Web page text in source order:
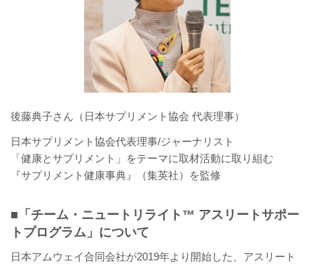
後藤典子さん（日本サプリメント協会 代表理事）
日本サプリメント協会代表理事/ジャーナリスト
「健康とサプリメント」をテーマに取材活動に取り組む
『サプリメント健康事典』（集英社）を監修
■「チーム・ニュートリライト™ アスリートサポー
トプログラム」について
日本アムウェイ合同会社が2019年より開始した、アスリート